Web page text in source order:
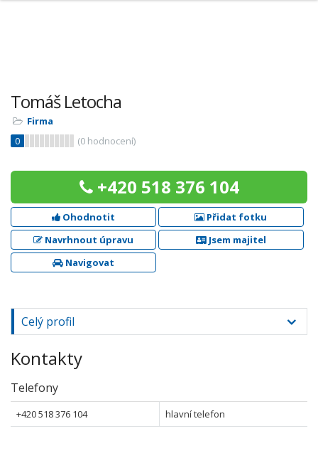
Tomáš Letocha
Firma
0
(0 hodnocení)
+420 518 376 104
Ohodnotit
Přidat fotku
Navrhnout úpravu
Jsem majitel
Navigovat
Celý profil
Kontakty
Telefony
+420 518 376 104 hlavní telefon